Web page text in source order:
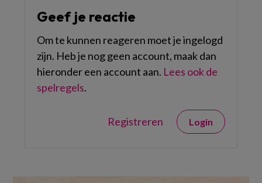
Geef je reactie
Om te kunnen reageren moet je ingelogd
zijn. Heb je nog geen account, maak dan
hieronder een account aan. Lees ook de
spelregels.
Registreren Login